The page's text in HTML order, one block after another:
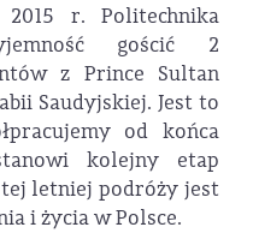
r. Politechnika
gościć 2
z Prince Sultan
Saudyjskiej. Jest to
od końca
kolejny etap
tej letniej podróży jest
i życia w Polsce.